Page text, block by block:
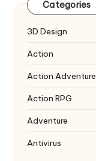
Categories
3D Design
Action
Action Adventure
Action RPG
Adventure
Antivirus